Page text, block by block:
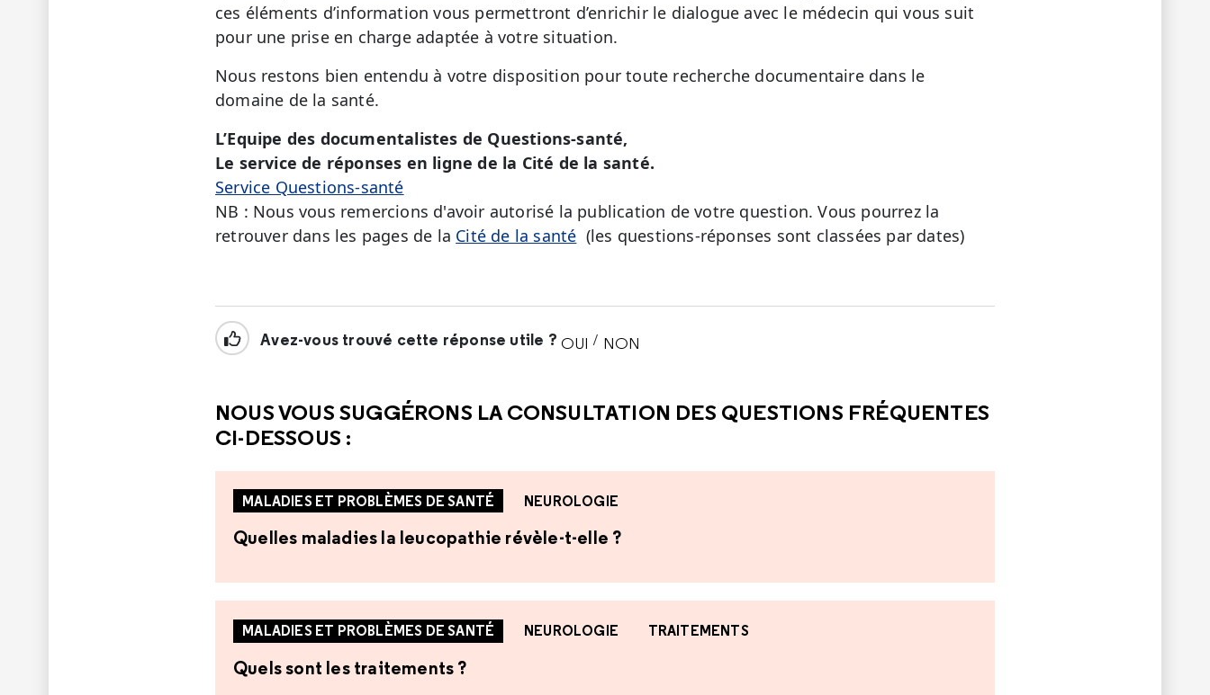
ces éléments d’information vous permettront d’enrichir le dialogue avec le médecin qui vous suit
pour une prise en charge adaptée à votre situation.
Nous restons bien entendu à votre disposition pour toute recherche documentaire dans le
domaine de la santé.
L’Equipe des documentalistes de Questions-santé,
Le service de réponses en ligne de la Cité de la santé.
Service Questions-santé
NB : Nous vous remercions d'avoir autorisé la publication de votre question. Vous pourrez la
retrouver dans les pages de la Cité de la santé (les questions-réponses sont classées par dates)
Avez-vous trouvé cette réponse utile ? OUI / NON
NOUS VOUS SUGGÉRONS LA CONSULTATION DES QUESTIONS FRÉQUENTES
CI-DESSOUS :
MALADIES ET PROBLÈMES DE SANTÉ NEUROLOGIE
Quelles maladies la leucopathie révèle-t-elle ?
MALADIES ET PROBLÈMES DE SANTÉ NEUROLOGIE TRAITEMENTS
Quels sont les traitements ?